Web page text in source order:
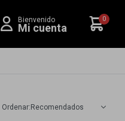
0
Recomendados